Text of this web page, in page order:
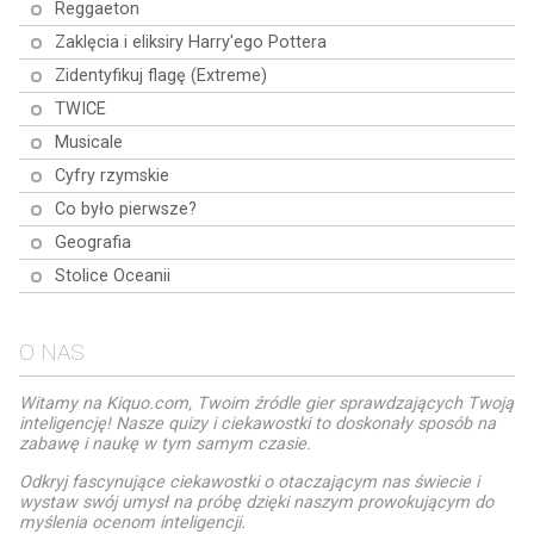
Reggaeton
Zaklęcia i eliksiry Harry'ego Pottera
Zidentyfikuj flagę (Extreme)
TWICE
Musicale
Cyfry rzymskie
Co było pierwsze?
Geografia
Stolice Oceanii
O NAS
Witamy na Kiquo.com, Twoim źródle gier sprawdzających Twoją
inteligencję! Nasze quizy i ciekawostki to doskonały sposób na
zabawę i naukę w tym samym czasie.
Odkryj fascynujące ciekawostki o otaczającym nas świecie i
wystaw swój umysł na próbę dzięki naszym prowokującym do
myślenia ocenom inteligencji.